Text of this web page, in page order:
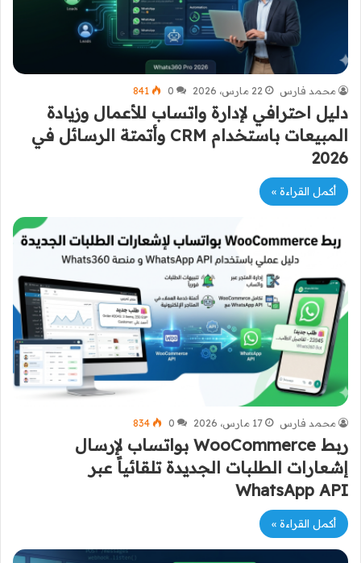
محمد فارس 22 مارس، 2026 0
841
دليل احترافي لإدارة واتساب للأعمال وزيادة
المبيعات باستخدام CRM وأتمتة الرسائل في
2026
أكمل القراءة »
محمد فارس 17 مارس، 2026 0
834
ربط WooCommerce بواتساب لإرسال
إشعارات الطلبات الجديدة تلقائياً عبر
WhatsApp API
أكمل القراءة »